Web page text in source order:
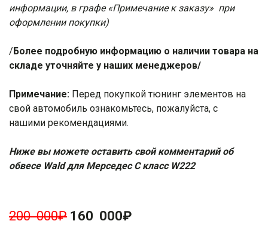
информации, в графе «Примечание к заказу» при
оформлении покупки)
/Более подробную информацию о наличии товара на
складе уточняйте у наших менеджеров/
Примечание: Перед покупкой тюнинг элементов на
свой автомобиль ознакомьтесь, пожалуйста, с
нашими рекомендациями.
Ниже вы можете оставить свой комментарий об
обвесе Wald для Мерседес С класс W222
200 000₽ 160 000₽